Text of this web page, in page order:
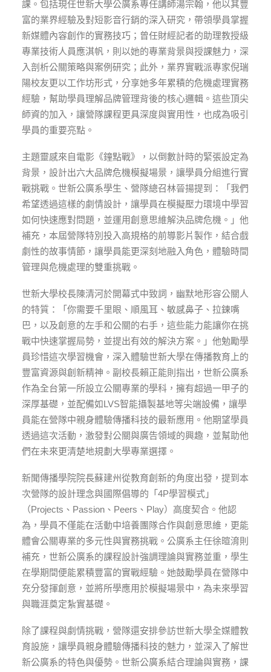
課。包括現任世新大學公廣系專任講師湯宗翰，他以其豐
富的業界經驗及對短影音行銷的深入研究，帶領學員掌握
新媒體內容創作的實務技巧；曾任財經記者的助理教授級
專業技術人員應淇帆，則以她的專業背景與授課魅力，深
入剖析公關策略與案例研究；此外，業界實戰派專家倪瑞
陽校友更以工作坊形式，分享她多年累積的危機處理實務
經驗，幫助學員理解品牌管理背後的核心邏輯。這些頂尖
師資的加入，讓營隊課程更具深度與實用性，也成為吸引
學員的重要亮點。
主題靈感來自電影《鐘點戰》，以倒數計時的緊張設定為
背景，設計出六大品牌危機模擬場景，讓學員分組進行實
戰挑戰。世新公廣系學生、營隊總召林晉揚提到：「我們
希望透過這樣的劇情設計，讓學員在模擬壓力環境中學習
如何快速應對問題，並運用創意思維解決品牌危機。」他
補充，本屆營隊特別投入高規格的前導影片製作，結合戲
劇性的故事情節，讓學員能更深刻地融入角色，體驗時間
管理與危機處理的雙重挑戰。
世新大學校長陳清河於開幕式中致詞，幽默地形容公關人
的特質：「你需要千里眼、順風耳、敏感鼻子、拉鍊嘴
巴，以及創意的左手和公關的右手，這些能力能讓你在挑
戰中快速掌握局勢，並提出有效的解決方案。」他勉勵學
員珍惜這次學習機會，深入體驗世新大學在傳播教育上的
豐富資源與創新精神。副校長賴正能則指出，世新公廣系
作為全台第一所設立公關專業的學科，擁有超過一甲子的
深厚基礎，並配備如LVS智能攝製基地等尖端設備，讓學
員能在營隊中親身體驗傳播科技的最新應用。他期望學員
透過這次活動，激發對公關與廣告領域的興趣，並幫助他
們在未來更清楚地規劃大學專業選擇。
新聞傳播學院院長蘇建州從教育創新的角度出發，提到本
次營隊的設計理念與國際倡導的「4P學習模式」
（Projects、Passion、Peers、Play）高度契合。他認
為，學員不僅能在活動中培養團隊合作與創意思維，更能
體會公關專業的多元性與實務挑戰。公廣系主任徐暄淯則
補充，世新公廣系的課程設計強調理論與實務並重，學生
在學期間便能累積豐富的實戰經驗。她鼓勵學員在營隊中
充分發揮創意，並將所學應用於模擬場景中，為未來學習
與職涯奠定紮實基礎。
除了課程與劇情挑戰，營隊還安排參訪世新大學全媒體教
育設施，讓學員親身體驗傳播科技的魅力，並深入了解世
新公廣系的特色與優勢。世新公廣系結合理論與實務，課